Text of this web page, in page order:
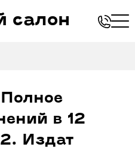
салон
в 12
Издат